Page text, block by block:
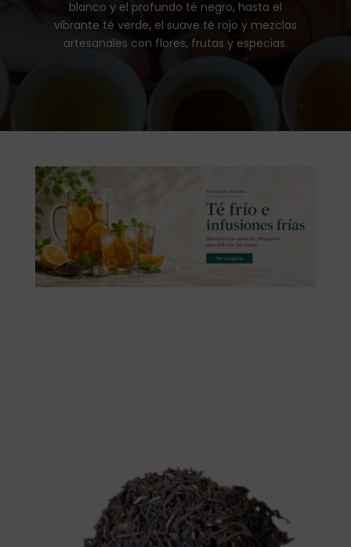
blanco y el profundo té negro, hasta el
vibrante té verde, el suave té rojo y mezclas
artesanales con flores, frutas y especias.